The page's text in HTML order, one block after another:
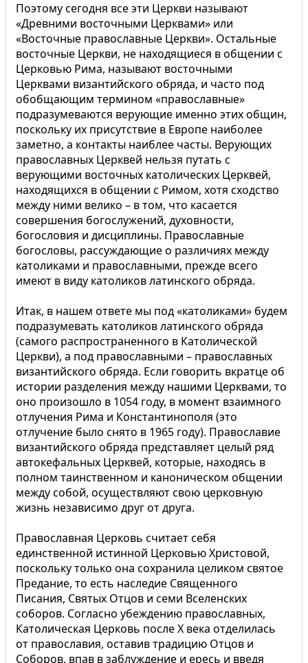
Поэтому сегодня все эти Церкви называют
«Древними восточными Церквами» или
«Восточные православные Церкви». Остальные
восточные Церкви, не находящиеся в общении с
Церковью Рима, называют восточными
Церквами византийского обряда, и часто под
обобщающим термином «православные»
подразумеваются верующие именно этих общин,
поскольку их присутствие в Европе наиболее
заметно, а контакты наиблее часты. Верующих
православных Церквей нельзя путать с
верующими восточных католических Церквей,
находящихся в общении с Римом, хотя сходство
между ними велико – в том, что касается
совершения богослужений, духовности,
богословия и дисциплины. Православные
богословы, рассуждающие о различиях между
католиками и православными, прежде всего
имеют в виду католиков латинского обряда.
Итак, в нашем ответе мы под «католиками» будем
подразумевать католиков латинского обряда
(самого распространенного в Католической
Церкви), а под православными – православных
византийского обряда. Если говорить вкратце об
истории разделения между нашими Церквами, то
оно произошло в 1054 году, в момент взаимного
отлучения Рима и Константинополя (это
отлучение было снято в 1965 году). Православие
византийского обряда представляет целый ряд
автокефальных Церквей, которые, находясь в
полном таинственном и каноническом общении
между собой, осуществляют свою церковную
жизнь независимо друг от друга.
Православная Церковь считает себя
единственной истинной Церковью Христовой,
поскольку только она сохранила целиком святое
Предание, то есть наследие Священного
Писания, Святых Отцов и семи Вселенских
соборов. Согласно убеждению православных,
Католическая Церковь после Х века отделилась
от православия, оставив традицию Отцов и
Соборов, впав в заблуждение и ересь и введя